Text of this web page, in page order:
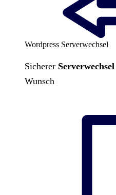
Wordpress Serverwechsel
Sicherer Serverwechsel
Wunsch